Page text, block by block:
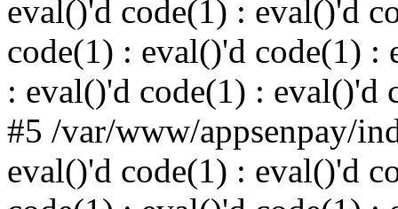
eval()'d code(1) : eval()'d
code(1) : eval()'d code(1) :
: eval()'d code(1) : eval()'d
#5 /var/www/appsenpay/
eval()'d code(1) : eval()'d